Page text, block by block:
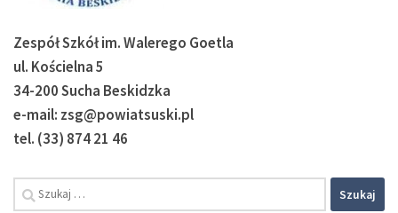
Zespół Szkół im. Walerego Goetla
ul. Kościelna 5
34-200 Sucha Beskidzka
e-mail: zsg@powiatsuski.pl
tel. (33) 874 21 46